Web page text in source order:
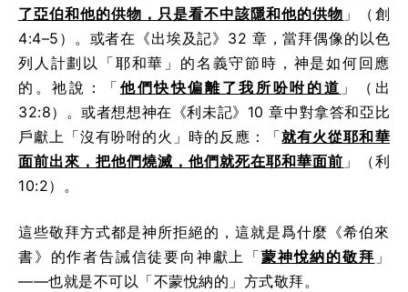
了亞伯和他的供物，只是看不中該隱和他的供物 」（創
4:4–5）。 或者在《出埃及記》32 章，當拜偶像的以色
列人計劃以「耶和華」的名義守節時，神是如何回應
的。祂說：「 他們快快偏離了我所吩咐的道 」
（出
32:8） 。或者想想神在《利未記》10 章中對拿答和亞比
戶獻上「沒有吩咐的火」時的反應：「就有火從耶和華
面前出來，把他們燒滅，他們就死在耶和華面前 」
（利
10:2） 。
這些敬拜方式都是神所拒絕的，這就是爲什麼《希伯來
書》的作者告誡信徒要向神獻上「蒙神悅納的敬拜 」
——也就是不可以「不蒙悅納的」方式敬拜。